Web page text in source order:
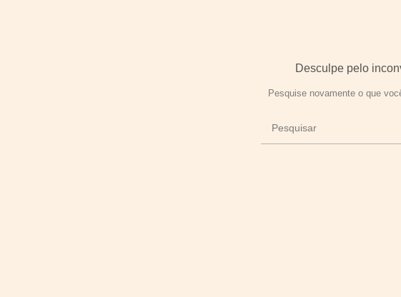
Desculpe pelo
Pesquise novamente o que